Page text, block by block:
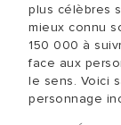
plus célèbres
mieux connu
150 000 à
face aux
le sens. Voici
personnage